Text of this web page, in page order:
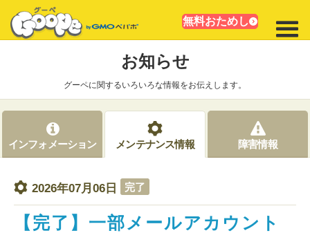
無料おためし
お知らせ
グーペに関するいろいろな情報をお伝えします。
インフォメーション メンテナンス情報 障害情報
2026年07月06日 完了
【完了】一部メールアカウント